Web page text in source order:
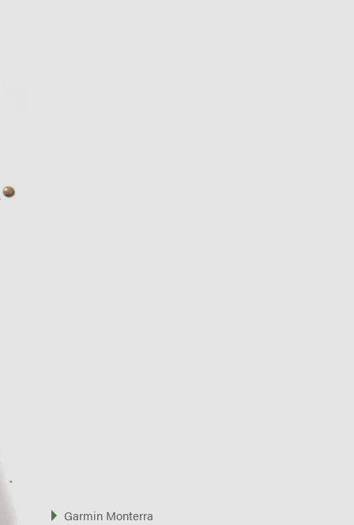
Garmin Monterra